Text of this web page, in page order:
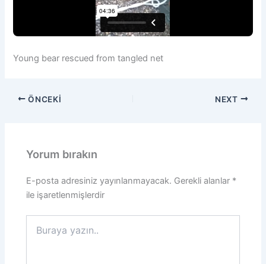
Young bear rescued from tangled net
ÖNCEKI NEXT
Yorum bırakın
E-posta adresiniz yayınlanmayacak. Gerekli alanlar *
ile işaretlenmişlerdir
yazın..